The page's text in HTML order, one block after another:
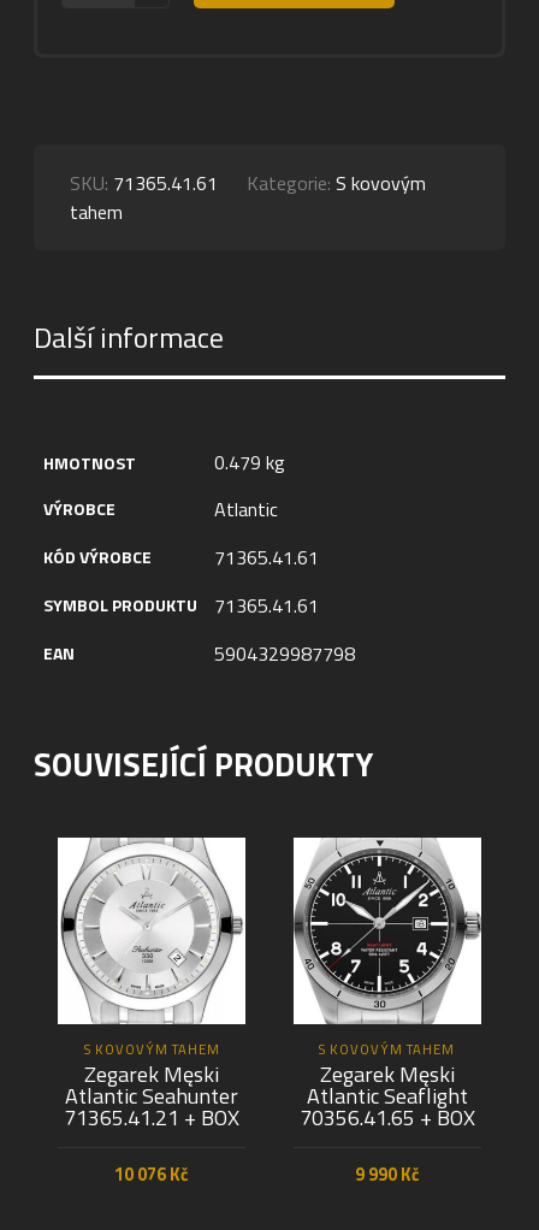
SKU: 71365.41.61 Kategorie:S kovovým
tahem
Další informace
HMOTNOST 0.479 kg
VÝROBCE Atlantic
KÓD VÝROBCE 71365.41.61
SYMBOL PRODUKTU 71365.41.61
EAN 5904329987798
SOUVISEJÍCÍ PRODUKTY
S KOVOVÝM TAHEM
Zegarek Męski
Atlantic Seahunter
71365.41.21 + BOX
10 076Kč
S KOVOVÝM TAHEM
Zegarek Męski
Atlantic Seaflight
70356.41.65 + BOX
9 990Kč